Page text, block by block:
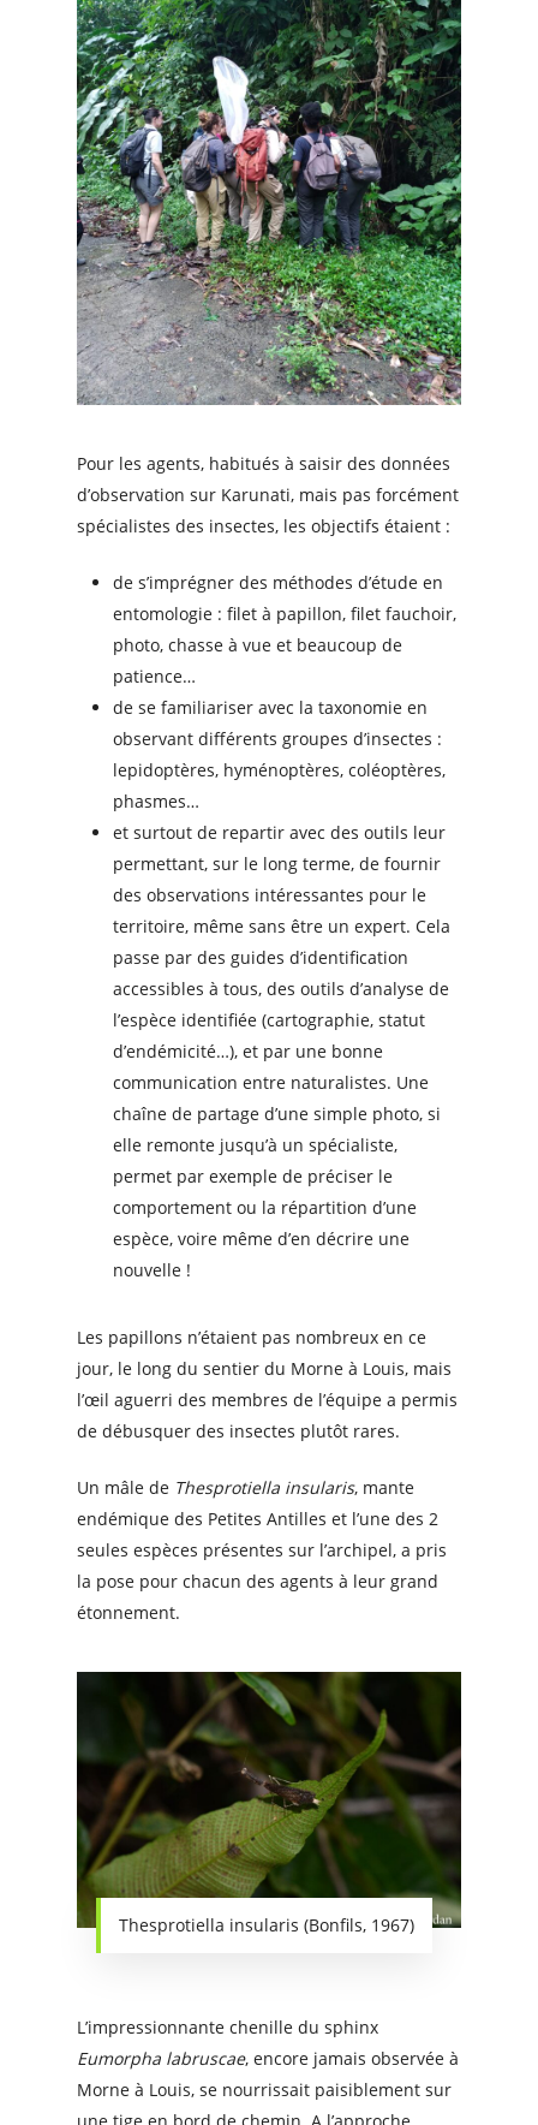
Pour les agents, habitués à saisir des données
d’observation sur Karunati, mais pas forcément
spécialistes des insectes, les objectifs étaient :
de s’imprégner des méthodes d’étude en
entomologie : filet à papillon, filet fauchoir,
photo, chasse à vue et beaucoup de
patience…
de se familiariser avec la taxonomie en
observant différents groupes d’insectes :
lepidoptères, hyménoptères, coléoptères,
phasmes…
et surtout de repartir avec des outils leur
permettant, sur le long terme, de fournir
des observations intéressantes pour le
territoire, même sans être un expert. Cela
passe par des guides d’identification
accessibles à tous, des outils d’analyse de
l’espèce identifiée (cartographie, statut
d’endémicité…), et par une bonne
communication entre naturalistes. Une
chaîne de partage d’une simple photo, si
elle remonte jusqu’à un spécialiste,
permet par exemple de préciser le
comportement ou la répartition d’une
espèce, voire même d’en décrire une
nouvelle !
Les papillons n’étaient pas nombreux en ce
jour, le long du sentier du Morne à Louis, mais
l’œil aguerri des membres de l’équipe a permis
de débusquer des insectes plutôt rares.
Un mâle de Thesprotiella insularis, mante
endémique des Petites Antilles et l’une des 2
seules espèces présentes sur l’archipel, a pris
la pose pour chacun des agents à leur grand
étonnement.
Thesprotiella insularis (Bonfils, 1967)
L’impressionnante chenille du sphinx
Eumorpha labruscae, encore jamais observée à
Morne à Louis, se nourrissait paisiblement sur